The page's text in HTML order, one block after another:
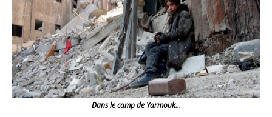
Dans le camp de Yarmouk…